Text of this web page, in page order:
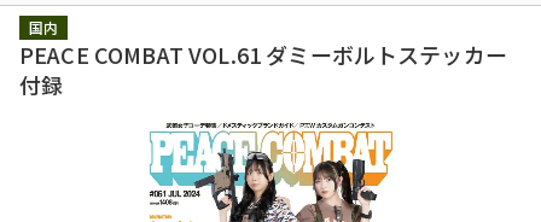
国内
PEACE COMBAT VOL.61 ダミーボルトステッカー
付録